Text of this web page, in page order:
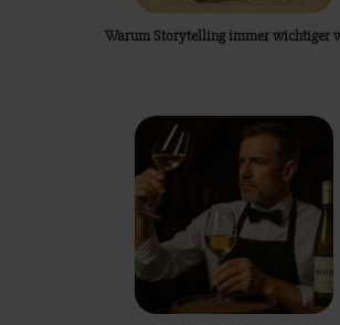
Warum Storytelling immer wichtiger